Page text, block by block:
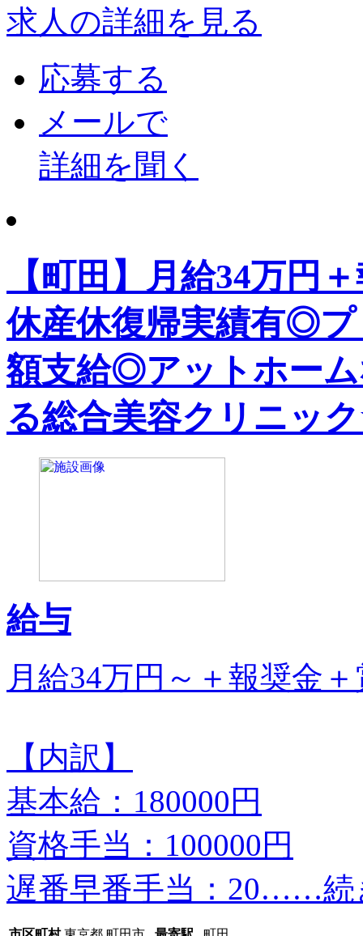
求人の詳細を見る
応募する
メールで
詳細を聞く
【町田】月給34万円
休産休復帰実績有◎
額支給◎アットホー
る総合美容クリニッ
給与
月給34万円～＋報奨金
【内訳】
基本給：180000円
資格手当：100000円
遅番早番手当：20……続